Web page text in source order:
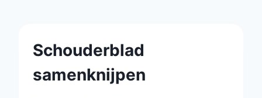
Schouderblad
samenknijpen